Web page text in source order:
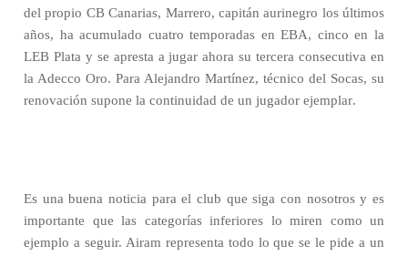
del propio CB Canarias, Marrero, capitán aurinegro los últimos
años, ha acumulado cuatro temporadas en EBA, cinco en la
LEB Plata y se apresta a jugar ahora su tercera consecutiva en
la Adecco Oro. Para Alejandro Martínez, técnico del Socas, su
renovación supone la continuidad de un jugador ejemplar.
Es una buena noticia para el club que siga con nosotros y es
importante que las categorías inferiores lo miren como un
ejemplo a seguir. Airam representa todo lo que se le pide a un